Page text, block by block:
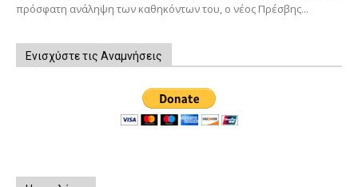
πρόσφατη ανάληψη των καθηκόντων του, ο νέος Πρέσβης...
Ενισχύστε τις Αναμνήσεις